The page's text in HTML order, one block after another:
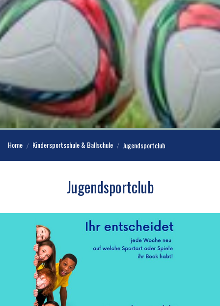
Home Kindersportschule & Ballschule Jugendsportclub
Jugendsportclub